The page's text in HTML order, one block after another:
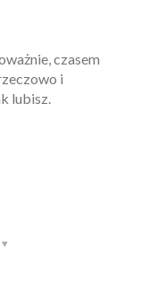
czasem
i
lubisz.